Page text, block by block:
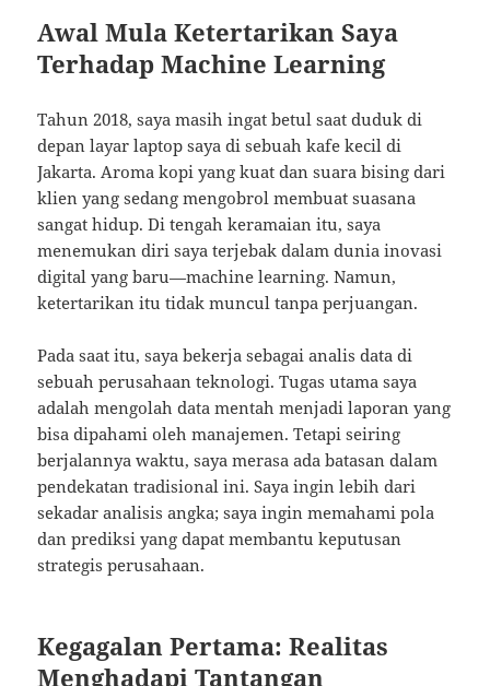
Awal Mula Ketertarikan Saya
Terhadap Machine Learning
Tahun 2018, saya masih ingat betul saat duduk di
depan layar laptop saya di sebuah kafe kecil di
Jakarta. Aroma kopi yang kuat dan suara bising dari
klien yang sedang mengobrol membuat suasana
sangat hidup. Di tengah keramaian itu, saya
menemukan diri saya terjebak dalam dunia inovasi
digital yang baru—machine learning. Namun,
ketertarikan itu tidak muncul tanpa perjuangan.
Pada saat itu, saya bekerja sebagai analis data di
sebuah perusahaan teknologi. Tugas utama saya
adalah mengolah data mentah menjadi laporan yang
bisa dipahami oleh manajemen. Tetapi seiring
berjalannya waktu, saya merasa ada batasan dalam
pendekatan tradisional ini. Saya ingin lebih dari
sekadar analisis angka; saya ingin memahami pola
dan prediksi yang dapat membantu keputusan
strategis perusahaan.
Kegagalan Pertama: Realitas
Menghadapi Tantangan